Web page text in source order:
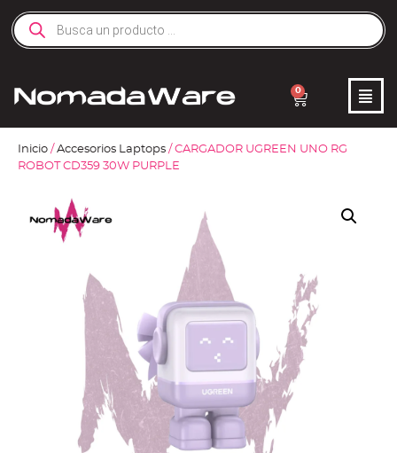
0
Inicio / Accesorios Laptops / CARGADOR UGREEN UNO RG
ROBOT CD359 30W PURPLE